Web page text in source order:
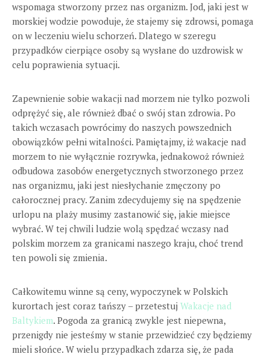
wspomaga stworzony przez nas organizm. Jod, jaki jest w
morskiej wodzie powoduje, że stajemy się zdrowsi, pomaga
on w leczeniu wielu schorzeń. Dlatego w szeregu
przypadków cierpiące osoby są wysłane do uzdrowisk w
celu poprawienia sytuacji.
Zapewnienie sobie wakacji nad morzem nie tylko pozwoli
odprężyć się, ale również dbać o swój stan zdrowia. Po
takich wczasach powrócimy do naszych powszednich
obowiązków pełni witalności. Pamiętajmy, iż wakacje nad
morzem to nie wyłącznie rozrywka, jednakowoż również
odbudowa zasobów energetycznych stworzonego przez
nas organizmu, jaki jest niesłychanie zmęczony po
całorocznej pracy. Zanim zdecydujemy się na spędzenie
urlopu na plaży musimy zastanowić się, jakie miejsce
wybrać. W tej chwili ludzie wolą spędzać wczasy nad
polskim morzem za granicami naszego kraju, choć trend
ten powoli się zmienia.
Całkowitemu winne są ceny, wypoczynek w Polskich
kurortach jest coraz tańszy – przetestuj Wakacje nad
Baltykiem. Pogoda za granicą zwykle jest niepewna,
przenigdy nie jesteśmy w stanie przewidzieć czy będziemy
mieli słońce. W wielu przypadkach zdarza się, że pada